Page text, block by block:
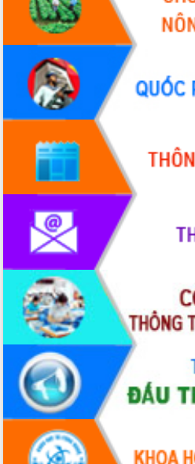
Gặp mặt các cơ quan báo chí nhân Kỷ
niệm 101 năm Ngày Báo chí Cách
mạng Việt Nam
Đắk Lắk sơ kết 4 năm triển khai thực
hiện Đề án 06 của Chính phủ
Họp báo thông tin về Hội nghị Công bố
Quy hoạch và Xúc tiến đầu tư tỉnh Đắk
Khơi thông điểm nghẽn, đẩy nhanh
giải ngân vốn khắc phục thiên tai
HĐND tỉnh thông qua điều chỉnh Quy
hoạch tỉnh thời kỳ 2021-2030
Hội thảo góp ý hồ sơ điều chỉnh quy
hoạch tỉnh Đắk Lắk thời kỳ 2021-2030,
tầm nhìn đến năm 2050
Nâng cao hiệu quả hoạt động của các
doanh nghiệp nhà nước
Hội nghị triển khai kết nối mạng
truyền số liệu chuyên dùng phục vụ cơ
quan Đảng, Nhà nước
Lễ phát động chuỗi hoạt động chung
tay làm sạch môi trường
Xã Ea Kar bước chuyển mình trong
công tác cải cách hành chính mô hình
mới
UBND tỉnh họp báo định kỳ tháng 4
năm 2026